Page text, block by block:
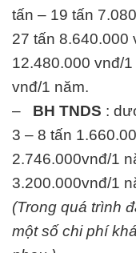
tấn – 19 tấn
27 tấn 8.640.000
12.480.000 vnđ/
vnđ/1 năm.
– BH TNDS :
3 – 8 tấn
2.746.000vnđ/1
3.200.000vnđ/1
(Trong quá trình
một số chi phí